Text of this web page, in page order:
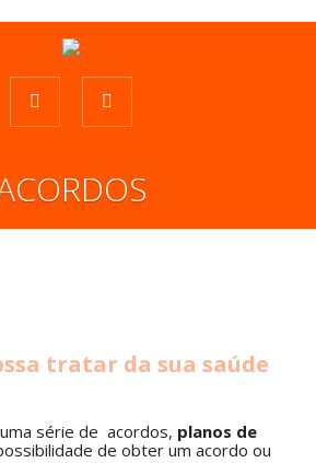
tratar da sua saúde
série de acordos, planos de
de obter um acordo ou